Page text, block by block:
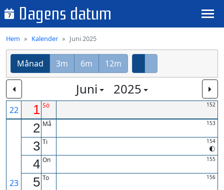
7 Dagens datum
Hem Kalender Juni 2025
Månad 3m 6m 12m
Juni 2025
22 1 Sö 152
23
2 Må 153
3 Ti 154
4 On 155
5 To 156